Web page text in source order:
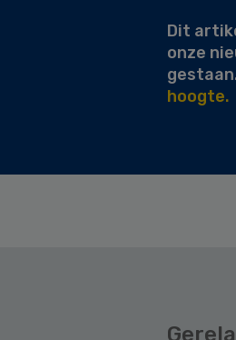
Dit
onze
hoogte.